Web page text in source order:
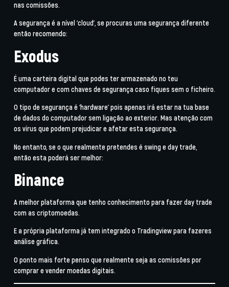
nas comissões.
A segurança é a nível ‘cloud’, se procuras uma segurança diferente
então recomendo:
Exodus
É uma carteira digital que podes ter armazenado no teu
computador e com chaves de segurança caso fiques sem o ficheiro.
O tipo de segurança é ‘hardware’ pois apenas irá estar na tua base
de dados do computador sem ligação ao exterior. Mas atenção com
os vírus que podem prejudicar e afetar esta segurança.
No entanto, se o que realmente pretendes é swing e day trade,
então esta poderá ser melhor:
Binance
A melhor plataforma que tenho conhecimento para fazer day trade
com as criptomoedas.
E a própria plataforma já tem integrado o Tradingview para fazeres
análise gráfica.
O ponto mais forte penso que realmente seja as comissões por
comprar e vender moedas digitais.